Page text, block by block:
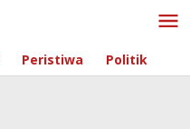
Peristiwa Politik